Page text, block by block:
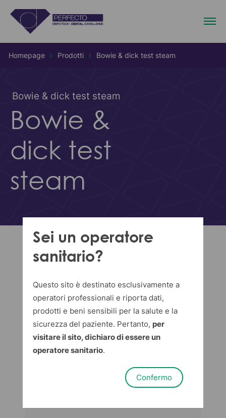
Homepage Prodotti Bowie & dick test steam
Bowie & dick test steam
Bowie &
dick test
steam
Sei un operatore
sanitario?
Questo sito è destinato esclusivamente a
operatori professionali e riporta dati,
prodotti e beni sensibili per la salute e la
sicurezza del paziente. Pertanto, per
visitare il sito, dichiaro di essere un
operatore sanitario.
Confermo